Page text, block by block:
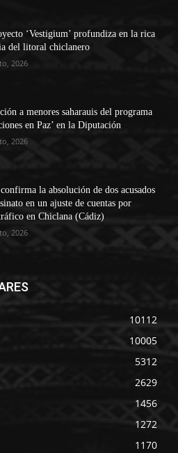
‘Vestigium’ profundiza en la rica
del litoral chiclanero
2026
a menores saharauis del programa
en Paz’ en la Diputación
2026
la absolución de dos acusados
en un ajuste de cuentas por
en Chiclana (Cádiz)
2026
10112
10005
5312
2629
1456
1272
1170